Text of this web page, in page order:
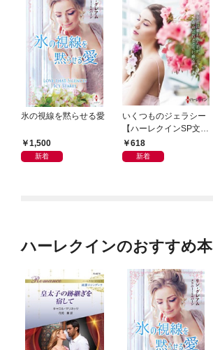
氷の視線を黙らせる愛
1,500
新着
いくつものジェラシー
【ハーレクインSP文庫
版】618
新着
ハーレクインのおすすめ本